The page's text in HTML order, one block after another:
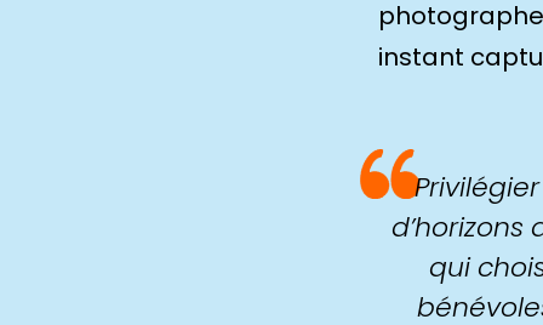
instant
qui